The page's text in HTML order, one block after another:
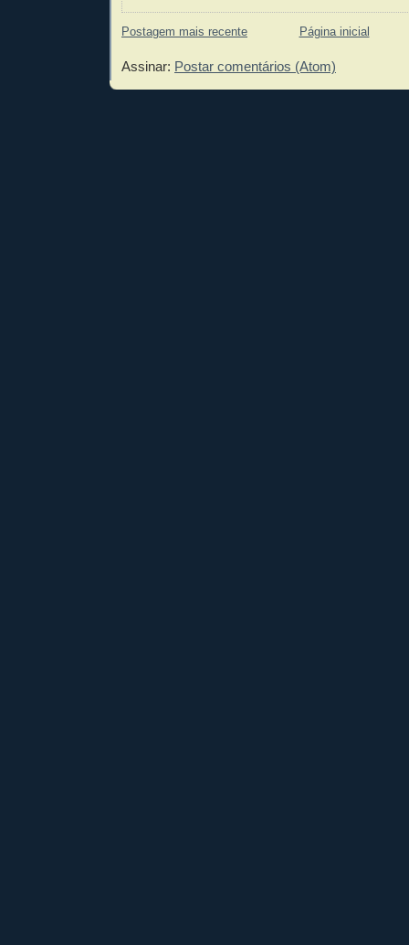
Postagem mais recente Página inicial
Assinar: Postar comentários (Atom)